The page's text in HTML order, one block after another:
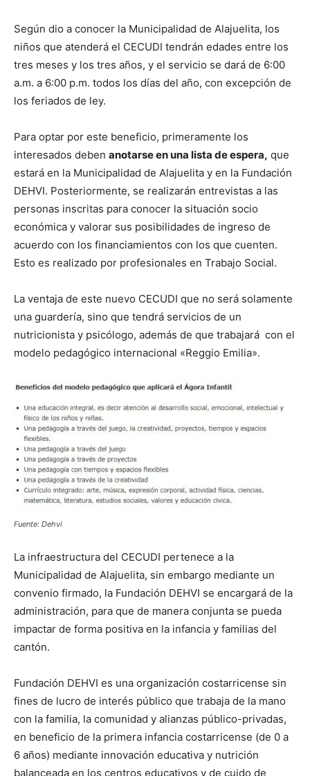
Según dio a conocer la Municipalidad de Alajuelita, los
niños que atenderá el CECUDI tendrán edades entre los
tres meses y los tres años, y el servicio se dará de 6:00
a.m. a 6:00 p.m. todos los días del año, con excepción de
los feriados de ley.
Para optar por este beneficio, primeramente los
interesados deben anotarse en una lista de espera, que
estará en la Municipalidad de Alajuelita y en la Fundación
DEHVI. Posteriormente, se realizarán entrevistas a las
personas inscritas para conocer la situación socio
económica y valorar sus posibilidades de ingreso de
acuerdo con los financiamientos con los que cuenten.
Esto es realizado por profesionales en Trabajo Social.
La ventaja de este nuevo CECUDI que no será solamente
una guardería, sino que tendrá servicios de un
nutricionista y psicólogo, además de que trabajará con el
modelo pedagógico internacional «Reggio Emilia».
Fuente: Dehvi
La infraestructura del CECUDI pertenece a la
Municipalidad de Alajuelita, sin embargo mediante un
convenio firmado, la Fundación DEHVI se encargará de la
administración, para que de manera conjunta se pueda
impactar de forma positiva en la infancia y familias del
cantón.
Fundación DEHVI es una organización costarricense sin
fines de lucro de interés público que trabaja de la mano
con la familia, la comunidad y alianzas público-privadas,
en beneficio de la primera infancia costarricense (de 0 a
6 años) mediante innovación educativa y nutrición
balanceada en los centros educativos y de cuido de